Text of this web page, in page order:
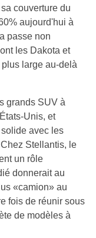
couverture du
aujourd'hui à
passe non
les Dakota et
large au-delà
grands SUV à
Unis, et
avec les
Stellantis, le
un rôle
donnerait au
«camion» au
fois de réunir sous
de modèles à